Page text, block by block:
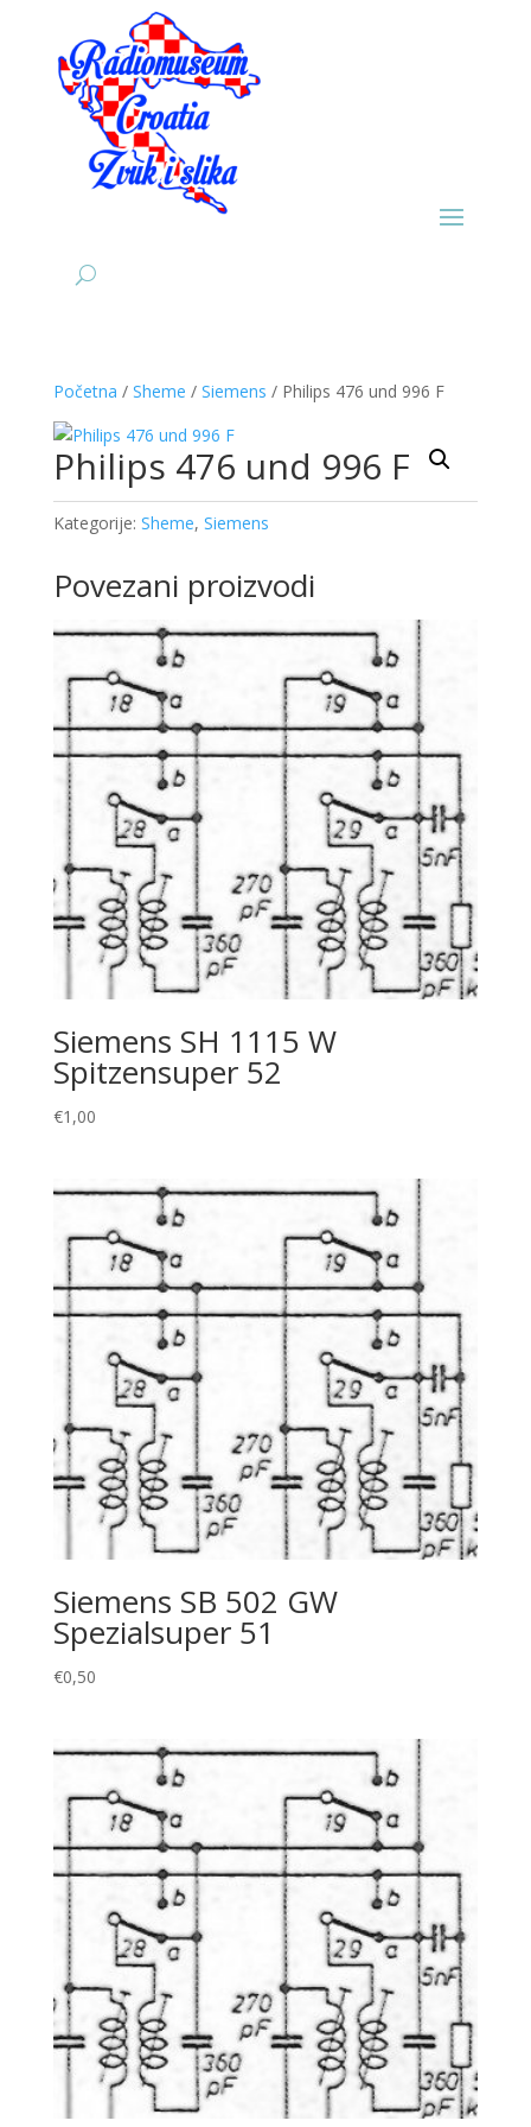
Početna / Sheme / Siemens / Philips 476 und 996 F
Philips 476 und 996 F
Kategorije: Sheme, Siemens
Povezani proizvodi
Siemens SH 1115 W
Spitzensuper 52
€1,00
Siemens SB 502 GW
Spezialsuper 51
€0,50